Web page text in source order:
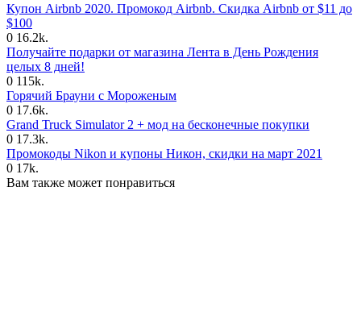
Купон Airbnb 2020. Промокод Airbnb. Скидка Airbnb от $11 до
$100
0 16.2k.
Получайте подарки от магазина Лента в День Рождения
целых 8 дней!
0 115k.
Горячий Брауни с Мороженым
0 17.6k.
Grand Truck Simulator 2 + мод на бесконечные покупки
0 17.3k.
Промокоды Nikon и купоны Никон, скидки на март 2021
0 17k.
Вам также может понравиться